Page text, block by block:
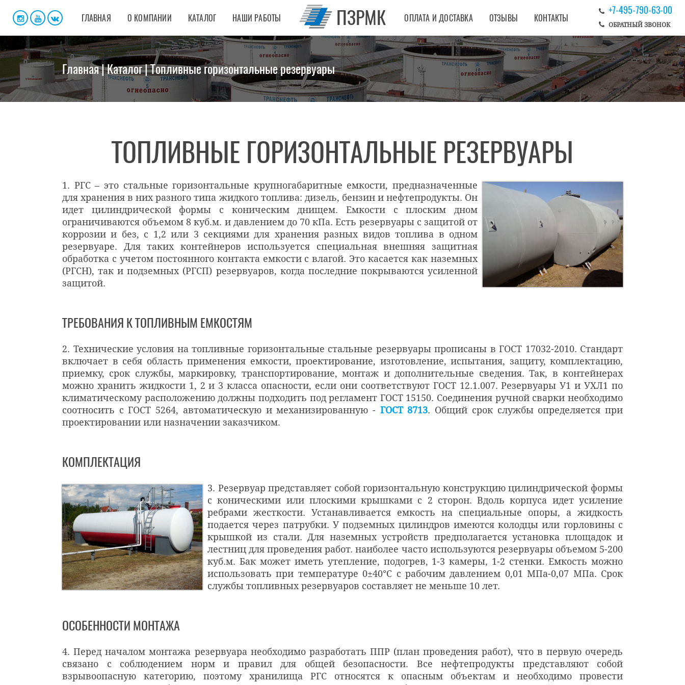
ПЗРМК
ГЛАВНАЯ О КОМПАНИИ КАТАЛОГ НАШИ РАБОТЫ ОПЛАТА И ДОСТАВКА ОТЗЫВЫ КОНТАКТЫ
+7-495-790-63-00
ОБРАТНЫЙ ЗВОНОК
Главная|Каталог| Топливные горизонтальные резервуары
ТОПЛИВНЫЕ ГОРИЗОНТАЛЬНЫЕ РЕЗЕРВУАРЫ
1. РГС – это стальные горизонтальные крупногабаритные емкости, предназначенные
для хранения в них разного типа жидкого топлива: дизель, бензин и нефтепродукты. Он
идет цилиндрической формы с коническим днищем. Емкости с плоским дном
ограничиваются объемом 8 куб.м. и давлением до 70 кПа. Есть резервуары с защитой от
коррозии и без, с 1,2 или 3 секциями для хранения разных видов топлива в одном
резервуаре. Для таких контейнеров используется специальная внешняя защитная
обработка с учетом постоянного контакта емкости с влагой. Это касается как наземных
(РГСН), так и подземных (РГСП) резервуаров, когда последние покрываются усиленной
защитой.
ТРЕБОВАНИЯ К ТОПЛИВНЫМ ЕМКОСТЯМ
2. Технические условия на топливные горизонтальные стальные резервуары прописаны в ГОСТ 17032-2010. Стандарт
включает в себя область применения емкости, проектирование, изготовление, испытания, защиту, комплектацию,
приемку, срок службы, маркировку, транспортирование, монтаж и дополнительные сведения. Так, в контейнерах
можно хранить жидкости 1, 2 и 3 класса опасности, если они соответствуют ГОСТ 12.1.007. Резервуары У1 и УХЛ1 по
климатическому расположению должны подходить под регламент ГОСТ 15150. Соединения ручной сварки необходимо
соотносить с ГОСТ 5264, автоматическую и механизированную - ГОСТ 8713. Общий срок службы определяется при
проектировании или назначении заказчиком.
КОМПЛЕКТАЦИЯ
3. Резервуар представляет собой горизонтальную конструкцию цилиндрической формы
с коническими или плоскими крышками с 2 сторон. Вдоль корпуса идет усиление
ребрами жесткости. Устанавливается емкость на специальные опоры, а жидкость
подается через патрубки. У подземных цилиндров имеются колодцы или горловины с
крышкой из стали. Для наземных устройств предполагается установка площадок и
лестниц для проведения работ. наиболее часто используются резервуары объемом 5-200
куб.м. Бак может иметь утепление, подогрев, 1-3 камеры, 1-2 стенки. Емкость можно
использовать при температуре 0±40°С с рабочим давлением 0,01 МПа-0,07 МПа. Срок
службы топливных резервуаров составляет не меньше 10 лет.
ОСОБЕННОСТИ МОНТАЖА
4. Перед началом монтажа резервуара необходимо разработать ППР (план проведения работ), что в первую очередь
связано с соблюдением норм и правил для общей безопасности. Все нефтепродукты представляют собой
взрывоопасную категорию, поэтому хранилища РГС относятся к опасным объектам и необходимо провести